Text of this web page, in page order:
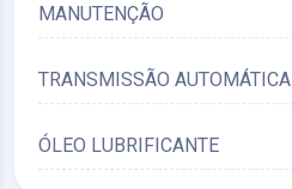
MANUTENÇÃO
TRANSMISSÃO AUTOMÁTICA
ÓLEO LUBRIFICANTE